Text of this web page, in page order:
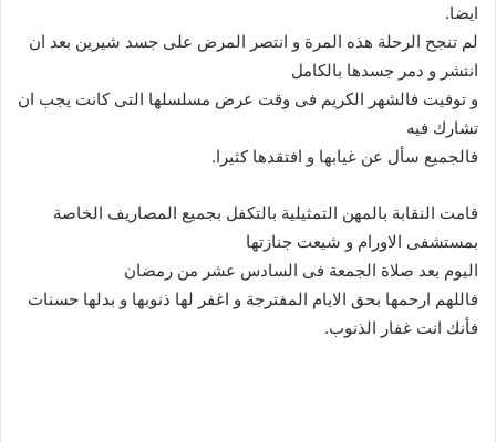
ايضا.
لم تنجح الرحلة هذه المرة و انتصر المرض على جسد شيرين بعد ان
انتشر و دمر جسدها بالكامل
و توفيت فالشهر الكريم فى وقت عرض مسلسلها التى كانت يجب ان
تشارك فيه
فالجميع سأل عن غيابها و افتقدها كثيرا.
قامت النقابة بالمهن التمثيلية بالتكفل بجميع المصاريف الخاصة
بمستشفى الاورام و شيعت جنازتها
اليوم بعد صلاة الجمعة فى السادس عشر من رمضان
فاللهم ارحمها بحق الايام المفترجة و اغفر لها ذنوبها و بدلها حسنات
فأنك انت غفار الذنوب.